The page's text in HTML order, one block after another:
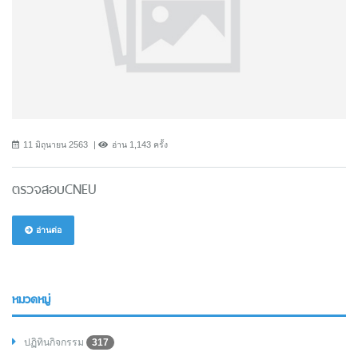
11 มิถุนายน 2563 อ่าน 1,143 ครั้ง
ตรวจสอบCNEU
อ่านต่อ
หมวดหมู่
ปฏิทินกิจกรรม 317